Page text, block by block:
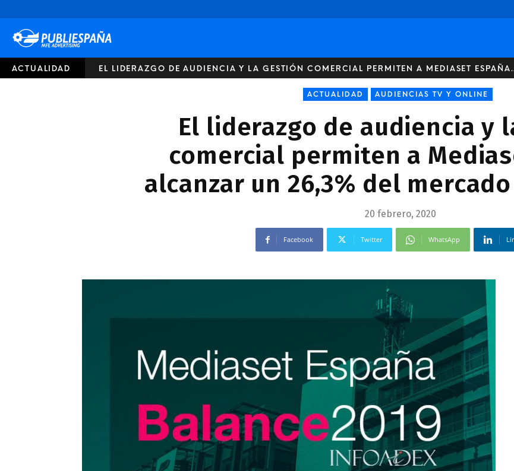
ACTUALIDAD EL LIDERAZGO DE AUDIENCIA Y LA GESTIÓN COMERCIAL PERMITEN A MEDIASET
ACTUALIDAD AUDIENCIAS TV Y ONLINE
El liderazgo de audiencia y
comercial permiten a
alcanzar un 26,3% del
20 febrero, 2020
Facebook Twitter WhatsApp